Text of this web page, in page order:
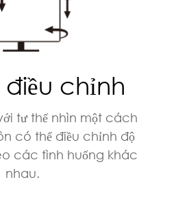
chỉnh
tư thế nhìn một cách
có thể điều chỉnh độ
các tình huống khác
nhau.